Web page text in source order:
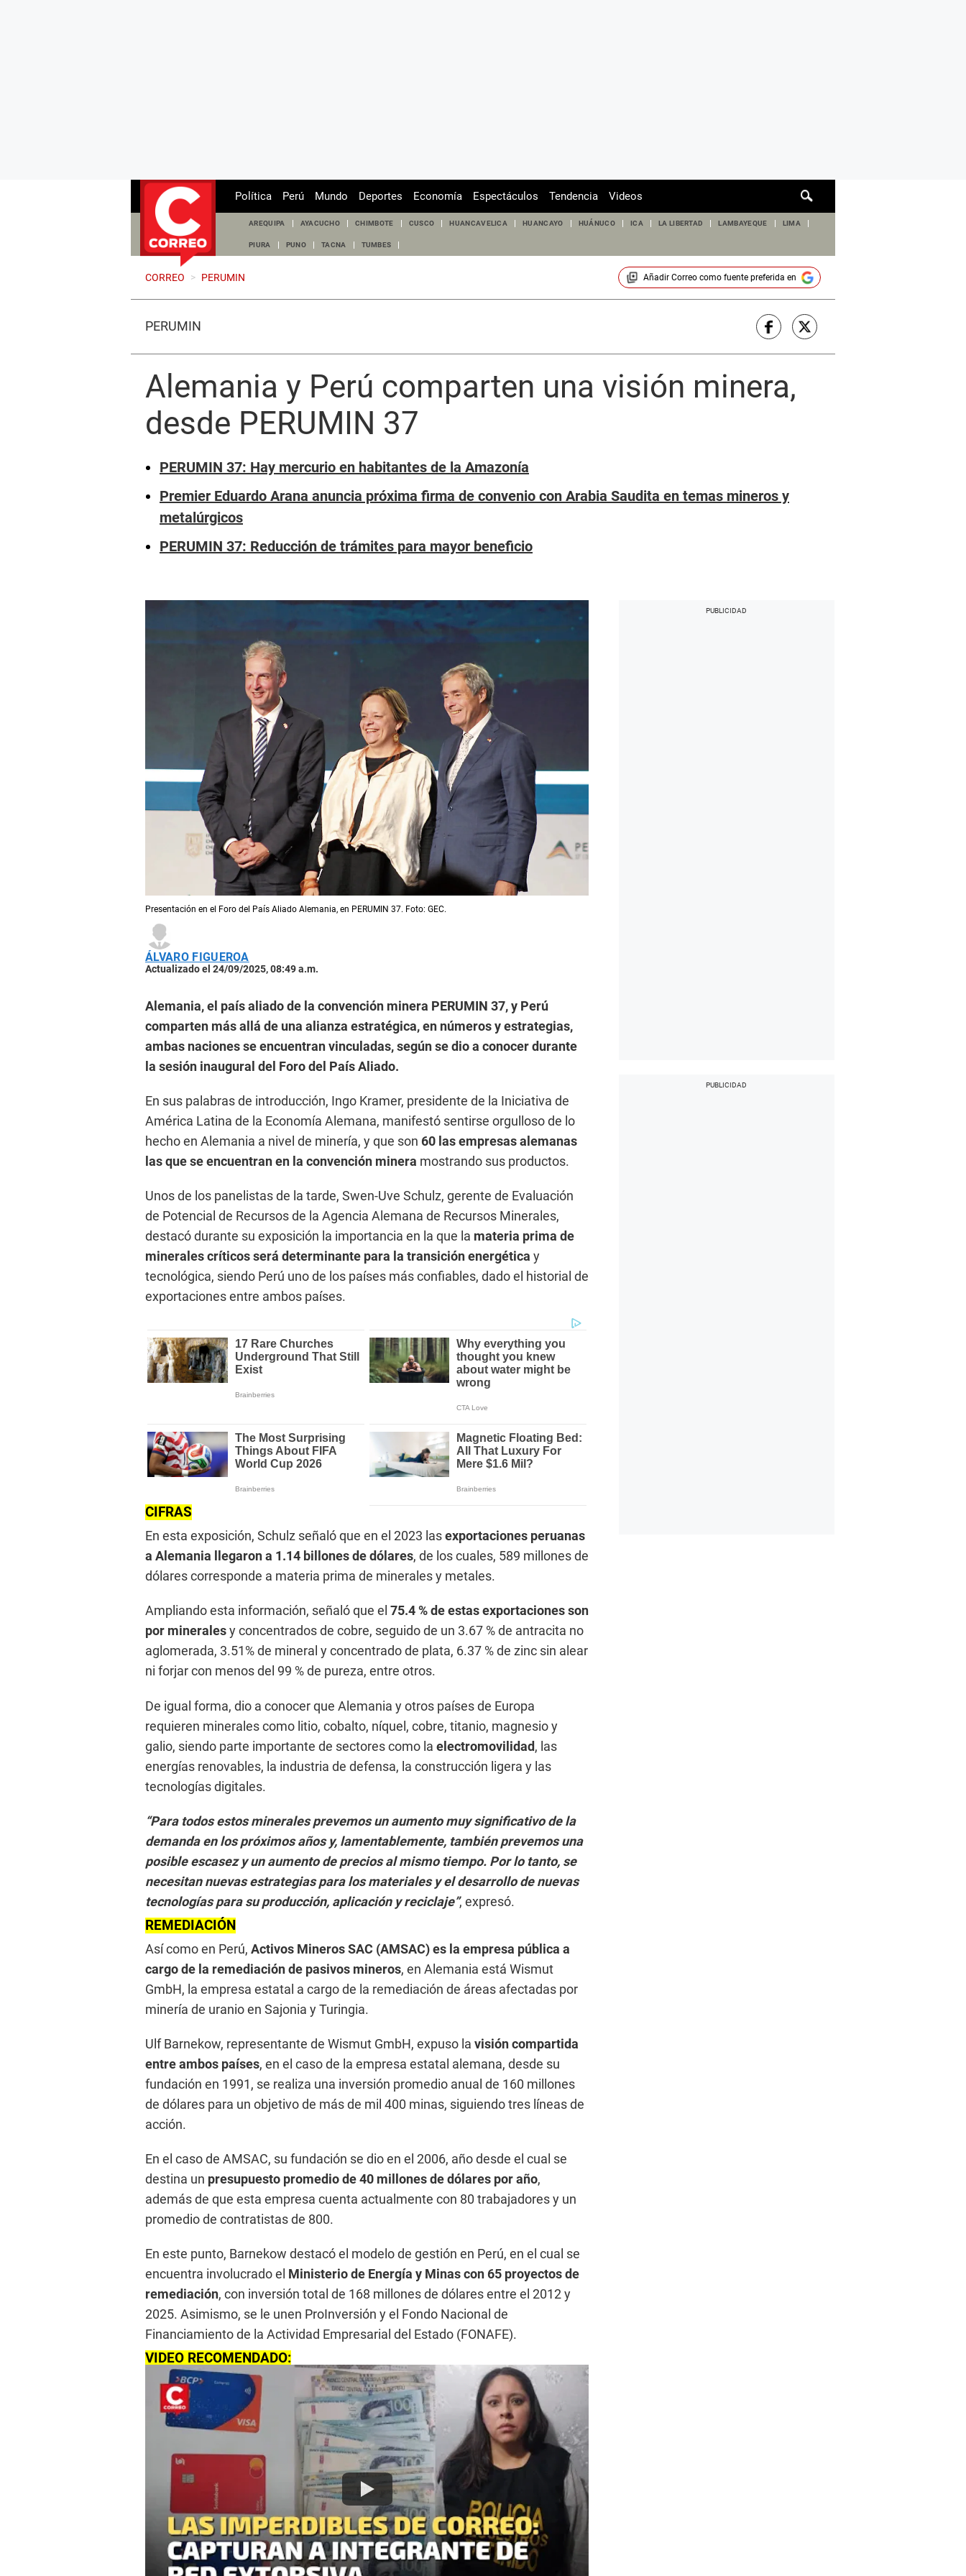
de
Política Perú Mundo Deportes Economía Espectáculos Tendencia Videos
AREQUIPA AYACUCHO CHIMBOTE CUSCO HUANCAVELICA HUANCAYO HUÁNUCO ICA LA LIBERTAD LAMBAYEQUE LIMA
PIURA PUNO TACNA TUMBES
CORREO > PERUMIN Añadir Correocomo fuente preferida en
PERUMIN
Alemania y Perú comparten una visión minera,
desde PERUMIN 37
PERUMIN 37: Hay mercurio en habitantes de la Amazonía
Premier Eduardo Arana anuncia próxima firma de convenio con Arabia Saudita en temas mineros y
metalúrgicos
PERUMIN 37: Reducción de trámites para mayor beneficio
Presentación en el Foro del País Aliado Alemania, en PERUMIN 37. Foto: GEC.
ÁLVARO FIGUEROA
Actualizado el 24/09/2025, 08:49 a.m.
Alemania, el país aliado de la convención minera PERUMIN 37, y Perú
comparten más allá de una alianza estratégica, en números y estrategias,
ambas naciones se encuentran vinculadas, según se dio a conocer durante
la sesión inaugural del Foro del País Aliado.
En sus palabras de introducción, Ingo Kramer, presidente de la Iniciativa de
América Latina de la Economía Alemana, manifestó sentirse orgulloso de lo
hecho en Alemania a nivel de minería, y que son 60 las empresas alemanas
las que se encuentran en la convención minera mostrando sus productos.
Unos de los panelistas de la tarde, Swen-Uve Schulz, gerente de Evaluación
de Potencial de Recursos de la Agencia Alemana de Recursos Minerales,
destacó durante su exposición la importancia en la que la materia prima de
minerales críticos será determinante para la transición energética y
tecnológica, siendo Perú uno de los países más confiables, dado el historial de
exportaciones entre ambos países.
CIFRAS
En esta exposición, Schulz señaló que en el 2023 lasexportaciones peruanas
a Alemania llegaron a 1.14 billones de dólares, de los cuales, 589 millones de
dólares corresponde a materia prima de minerales y metales.
Ampliando esta información, señaló que el 75.4 % de estas exportaciones son
por mineralesy concentrados de cobre, seguido de un 3.67 % de antracita no
aglomerada, 3.51% de mineral y concentrado de plata, 6.37 % de zinc sin alear
ni forjar con menos del 99 % de pureza, entre otros.
De igual forma, dio a conocer que Alemania y otros países de Europa
requieren minerales como litio, cobalto, níquel, cobre, titanio, magnesio y
galio, siendo parte importante de sectores como la electromovilidad, las
energías renovables, la industria de defensa, la construcción ligera y las
tecnologías digitales.
“Para todos estos minerales prevemos un aumento muy significativo de la
demanda en los próximos años y, lamentablemente, también prevemos una
posible escasez y un aumento de precios al mismo tiempo. Por lo tanto, se
necesitan nuevas estrategias para los materiales y el desarrollo de nuevas
tecnologías para su producción, aplicación y reciclaje”, expresó.
REMEDIACIÓN
Así como en Perú, Activos Mineros SAC (AMSAC) es la empresa pública a
cargo de la remediación de pasivos mineros, en Alemania está Wismut
GmbH, la empresa estatal a cargo de la remediación de áreas afectadas por
minería de uranio en Sajonia y Turingia.
Ulf Barnekow, representante de Wismut GmbH, expuso la visión compartida
entre ambos países, en el caso de la empresa estatal alemana, desde su
fundación en 1991, se realiza una inversión promedio anual de 160 millones
de dólares para un objetivo de más de mil 400 minas, siguiendo tres líneas de
acción.
En el caso de AMSAC, su fundación se dio en el 2006, año desde el cual se
destina un presupuesto promedio de 40 millones de dólares por año,
además de que esta empresa cuenta actualmente con 80 trabajadores y un
promedio de contratistas de 800.
En este punto, Barnekow destacó el modelo de gestión en Perú, en el cual se
encuentra involucrado el Ministerio de Energía y Minas con 65 proyectos de
remediación, con inversión total de 168 millones de dólares entre el 2012 y
2025. Asimismo, se le unen ProInversión y el Fondo Nacional de
Financiamiento de la Actividad Empresarial del Estado (FONAFE).
VIDEO RECOMENDADO: